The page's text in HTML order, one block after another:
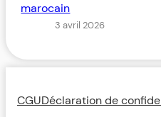
marocain
3 avril 2026
CGUDéclaration de